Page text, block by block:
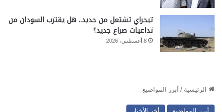
تيجراي تشتعل من جديد.. هل يقترب السودان من
تداعيات صراع جديد؟
8 أغسطس، 2026